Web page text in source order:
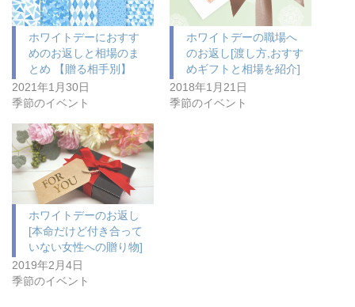
ホワイトデーにおすす
めのお返しと相場のま
とめ 【贈る相手別】
2021年1月30日
季節のイベント
ホワイトデーの職場へ
のお返し[渡し方,おすす
めギフトと相場を紹介]
2018年1月21日
季節のイベント
ホワイトデーのお返し
[本命だけど付き合って
いない女性への贈り物]
2019年2月4日
季節のイベント